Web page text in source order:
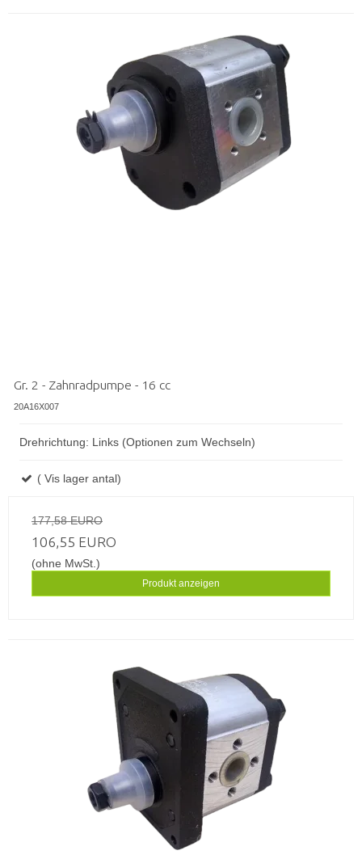
Gr. 2 - Zahnradpumpe - 16 cc
20A16X007
Drehrichtung: Links (Optionen zum Wechseln)
( Vis lager antal)
177,58 EURO
106,55 EURO
(ohne MwSt.)
Produkt anzeigen